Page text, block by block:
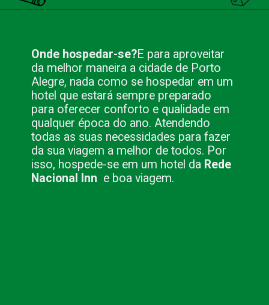
Onde hospedar-se?E para aproveitar
da melhor maneira a cidade de Porto
Alegre, nada como se hospedar em um
hotel que estará sempre preparado
para oferecer conforto e qualidade em
qualquer época do ano. Atendendo
todas as suas necessidades para fazer
da sua viagem a melhor de todos. Por
isso, hospede-se em um hotel da Rede
Nacional Inn e boa viagem.